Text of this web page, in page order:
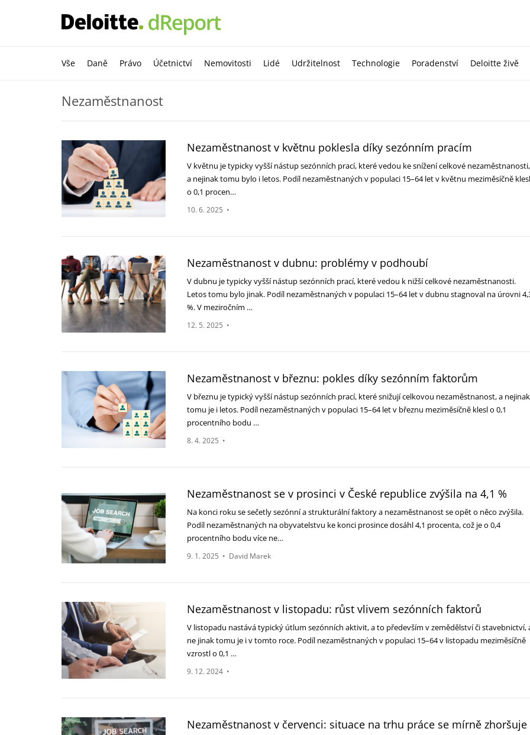
Vše Daně Právo Účetnictví Nemovitosti Lidé Udržitelnost Technologie Poradenství Deloitte živě
Nezaměstnanost
Nezaměstnanost v květnu poklesla díky sezónním pracím
V květnu je typicky vyšší nástup sezónních prací, které vedou ke snížení celkové nezaměstnanosti,
a ‎nejinak tomu bylo i letos. Podíl nezaměstnaných v populaci 15–64 let v květnu meziměsíčně klesl
o 0,1 ‎procen…
10. 6. 2025 •
Nezaměstnanost v dubnu: problémy v podhoubí
V dubnu je typicky vyšší nástup sezónních prací, které vedou k nižší celkové nezaměstnanosti.
‎Letos tomu bylo jinak. Podíl nezaměstnaných v populaci 15–64 let v dubnu stagnoval na úrovni
‎‎%. V meziročním …
12. 5. 2025 •
Nezaměstnanost v březnu: pokles díky sezónním faktorům
V březnu je typický vyšší nástup sezónních prací, které snižují celkovou nezaměstnanost, a nejinak
‎tomu je i letos. Podíl nezaměstnaných v populaci 15–64 let v březnu meziměsíčně klesl o 0,1
‎procentního bodu …
8. 4. 2025 •
Nezaměstnanost se v prosinci v České republice zvýšila na 4,1 %
Na konci roku se sečetly sezónní a strukturální faktory a nezaměstnanost se opět o něco zvýšila.
Podíl nezaměstnaných na obyvatelstvu ke konci prosince dosáhl 4,1 procenta, což je o 0,4
procentního bodu více ne…
9. 1. 2025 • David Marek
Nezaměstnanost v listopadu: růst vlivem sezónních faktorů
V listopadu nastává typický útlum sezónních aktivit, a to především v zemědělství či stavebnictví,
ne jinak tomu je i v tomto roce. Podíl nezaměstnaných v populaci 15–64 v listopadu meziměsíčně
vzrostl o 0,1 …
9. 12. 2024 •
Nezaměstnanost v červenci: situace na trhu práce se mírně zhoršuje